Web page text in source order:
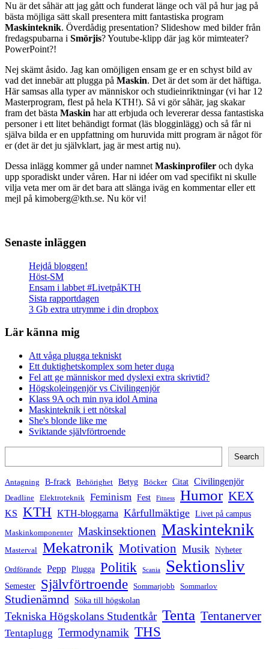
Nu är det såhär att jag gått och funderat länge och väl på hur jag på
bästa möjliga sätt skall presentera mitt fantastiska program
Maskinteknik. Överdådig presentation? Slideshow med bilder från
fredagspubarna i Smörjis? Youtube-klipp där jag kör mimteater?
PowerPoint?!
Nej skämt åsido. Jag kan omöjligen ensam ge er en schyst bild av
vad det innebär att plugga på Maskin. Det är det som är det häftiga.
Här samsas alla typer av människor och studieinriktningar (vi har 12
Masterprogram, flest på hela KTH!). Så vi gör såhär, jag skakar
fram det bästa Maskin har att erbjuda och levererar dessa fantastiska
personer i ett litet behändigt format (läs blogginlägg) och så får ni
själva bilda er en uppfattning om huruvida mitt program är något för
er (det är det ju självklart, jag är mest artig nu).
Dessa inlägg kommer gå under namnet Maskinprofiler och dyka
upp sporadiskt under våren. Har ni idéer om vad specifikt ni skulle
vilja veta mer om är det bara att slänga iväg en kommentar eller ett
mejl på kimoberg@kth.se. Nu kör vi!
Senaste inläggen
Hejdå bloggen!
Höst-SM
Ensam i labbet #LivetpåKTH
Sista rapportdagen
3 Gb extra utrymme i din dropbox
Lär känna mig
Att våga plugga tekniskt
Ett duktighetskomplex som heter duga
Fel att ge människor med dyslexi extra skrivtid?
Högskoleingenjör vs Civilingenjör
Klass 9A och min nya idol Amina
Maskinteknik i ett nötskal
She's blonde like me
Sviktande självförtroende
Search
Antagning B-frack Behörighet Betyg Böcker Citat Civilingenjör
Deadline Elektroteknik Feminism Fest Fitness Humor KEX
KS KTH KTH-bloggarna Kårfullmäktige Livet på campus
Maskinkomponenter Maskinsektionen Maskinteknik
Masterval Mekatronik Motivation Musik Nyheter
Ordförande Pepp Plugga Politik Scania Sektionsliv
Semester Självförtroende Sommarjobb Sommarlov
Studienämnd Söka till högskolan
Tekniska Högskolans Studentkår Tenta Tentanerver
Tentaplugg Termodynamik THS